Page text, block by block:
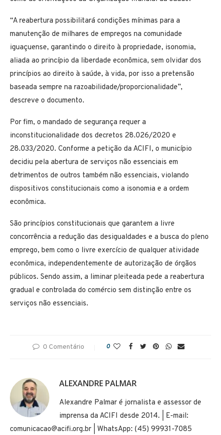
“A reabertura possibilitará condições mínimas para a
manutenção de milhares de empregos na comunidade
iguaçuense, garantindo o direito à propriedade, isonomia,
aliada ao princípio da liberdade econômica, sem olvidar dos
princípios ao direito à saúde, à vida, por isso a pretensão
baseada sempre na razoabilidade/proporcionalidade”,
descreve o documento.
Por fim, o mandado de segurança requer a
inconstitucionalidade dos decretos 28.026/2020 e
28.033/2020. Conforme a petição da ACIFI, o município
decidiu pela abertura de serviços não essenciais em
detrimentos de outros também não essenciais, violando
dispositivos constitucionais como a isonomia e a ordem
econômica.
São princípios constitucionais que garantem a livre
concorrência a redução das desigualdades e a busca do pleno
emprego, bem como o livre exercício de qualquer atividade
econômica, independentemente de autorização de órgãos
públicos. Sendo assim, a liminar pleiteada pede a reabertura
gradual e controlada do comércio sem distinção entre os
serviços não essenciais.
0 Comentário 0
ALEXANDRE PALMAR
Alexandre Palmar é jornalista e assessor de
imprensa da ACIFI desde 2014. | E-mail:
comunicacao@acifi.org.br | WhatsApp: (45) 99931-7085